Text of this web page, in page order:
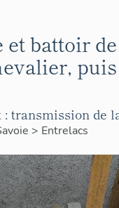
battoir
: transmission de
> Entrelacs